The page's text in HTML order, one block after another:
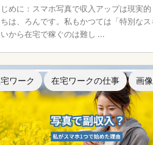
めに：スマホ写真で収入アップは現実的
は、ろんです。私もかつては「特別な
から在宅で稼ぐのは難し ...
ワーク 在宅ワークの仕事 画